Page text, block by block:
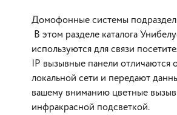
В корзину
Домофонные системы
В этом разделе каталога
используются для связи
IP вызывные панели
локальной сети и передают
вашему вниманию цветные
инфракрасной подсветкой.